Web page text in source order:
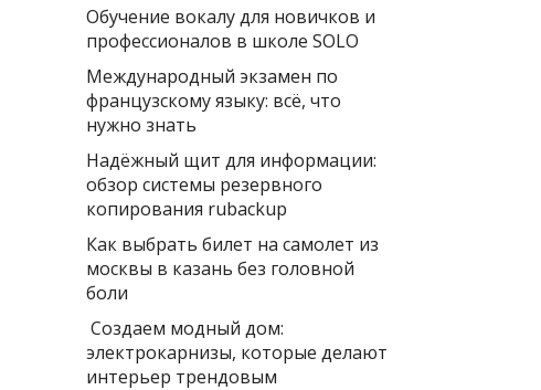
Обучение вокалу для новичков и
профессионалов в школе SOLO
Международный экзамен по
французскому языку: всё, что
нужно знать
Надёжный щит для информации:
обзор системы резервного
копирования rubackup
Как выбрать билет на самолет из
москвы в казань без головной
боли
Создаем модный дом:
электрокарнизы, которые делают
интерьер трендовым